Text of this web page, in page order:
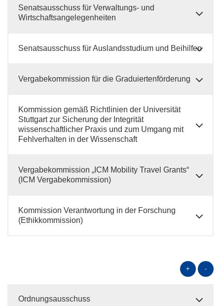
Senatsausschuss für Verwaltungs- und
Wirtschaftsangelegenheiten
Senatsausschuss für Auslandsstudium und Beihilfen
Vergabekommission für die Graduiertenförderung
Kommission gemäß Richtlinien der Universität
Stuttgart zur Sicherung der Integrität
wissenschaftlicher Praxis und zum Umgang mit
Fehlverhalten in der Wissenschaft
Vergabekommission „ICM Mobility Travel Grants“
(ICM Vergabekommission)
Kommission Verantwortung in der Forschung
(Ethikkommission)
+ -
Ordnungsausschuss